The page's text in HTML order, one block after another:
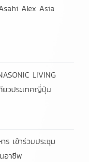
Alex Asia
LIVING
ยวประเทศญี่ปุ่น
เข้าร่วมประชุม
อาชีพ